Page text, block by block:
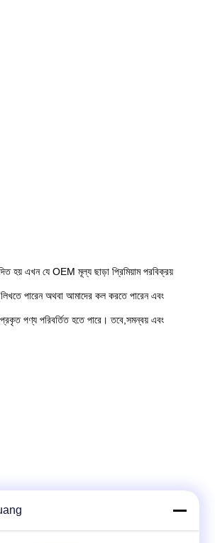
হয় এখন যে OEM মূল্য ছাড়া প্রিমিয়াম পরবিক্রয়
পারেন অথবা আমাদের কল করতে পারেন এবং
প্রকৃত পণ্য পরিবর্তিত হতে পারে। তবে,সমন্বয় এবং